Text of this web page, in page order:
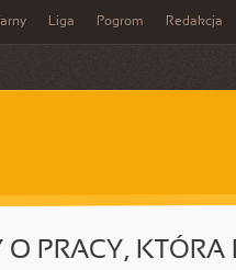
Liga Pogrom Redakcja
PRACY, KTÓRA